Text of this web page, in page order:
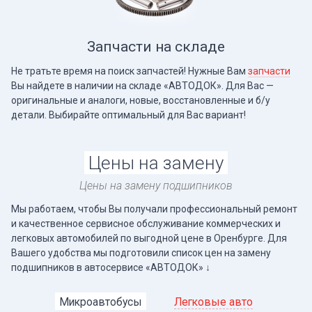
Запчасти на складе
Не тратьте время на поиск запчастей! Нужные Вам запчасти
Вы найдете в наличии на складе «АВТОДОК». Для Вас —
оригинальные и аналоги, новые, восстановленные и б/у
детали. Выбирайте оптимальный для Вас вариант!
Цены на замену
Цены на замену подшипников
Мы работаем, чтобы Вы получали профессиональный ремонт
и качественное сервисное обслуживание коммерческих и
легковых автомобилей по выгодной цене в Оренбурге. Для
Вашего удобства мы подготовили список цен на замену
подшипников в автосервисе «АВТОДОК» ↓
Микроавтобусы Легковые авто